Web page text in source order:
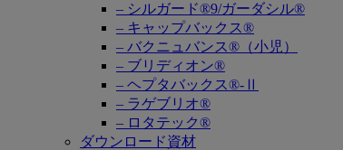
– シルガード®9/ガーダシル®
– キャップバックス®
– バクニュバンス®（小児）
– ブリディオン®
– ヘプタバックス®-Ⅱ
– ラゲブリオ®
– ロタテック®
ダウンロード資材